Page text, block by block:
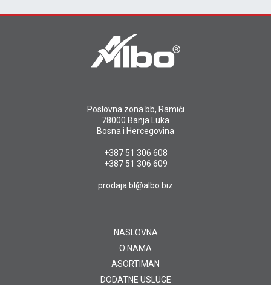
Poslovna zona bb, Ramići
78000 Banja Luka
Bosna i Hercegovina
+387 51 306 608
+387 51 306 609
prodaja.bl@albo.biz
NASLOVNA
O NAMA
ASORTIMAN
DODATNE USLUGE